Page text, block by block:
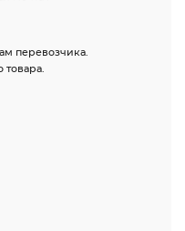
перевозчика.
товара.